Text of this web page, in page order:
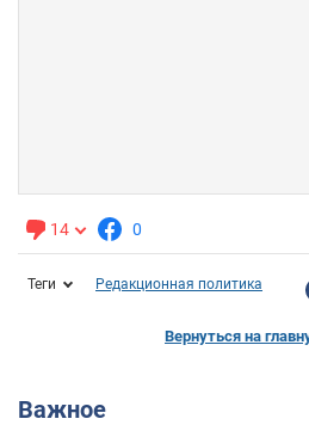
14 0
Теги Редакционная политика
Вернуться на
Важное